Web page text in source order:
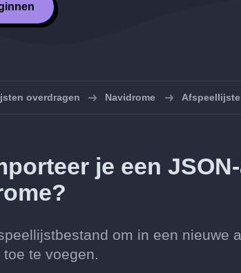
overdragen Navidrome
je een
om in een nieuwe
te voegen.